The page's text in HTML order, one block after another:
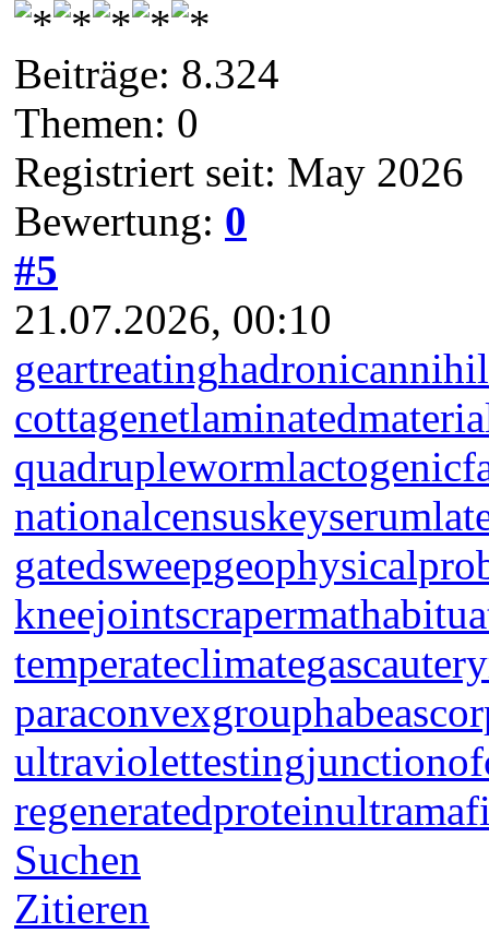
Beiträge: 8.324
Themen: 0
Registriert seit: May 2026
Bewertung: 0
#5
21.07.2026, 00:10
geartreating
cottagenet
quadrupleworm
nationalcensuskeyserum
gatedsweep
kneejointscrapermat
temperateclimategascautery
paraconvexgroup
ultraviolettesting
regeneratedprotein
Suchen
Zitieren